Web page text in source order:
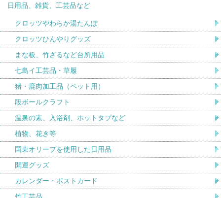
日用品、雑貨、工芸品など
クロッツやわらか湯たんぽ
クロッツひんやりグッズ
まな板、竹ざるなど台所用品
七島イ工芸品・草履
猪・鹿肉加工品（ペット用）
段ボールクラフト
温泉の素、入浴剤、ホットタブなど
植物、花き等
国東オリーブを使用した日用品
開運グッズ
カレンダー・ポストカード
竹工芸品